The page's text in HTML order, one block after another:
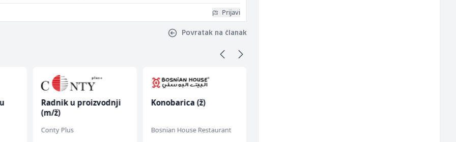
Prijavi
Povratak na članak
Radnik u proizvodnji
(m/ž)
Conty Plus
Konobarica (ž)
Bosnian House Restaurant